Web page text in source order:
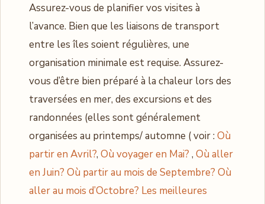
Assurez-vous de planifier vos visites à
l’avance. Bien que les liaisons de transport
entre les îles soient régulières, une
organisation minimale est requise. Assurez-
vous d’être bien préparé à la chaleur lors des
traversées en mer, des excursions et des
randonnées (elles sont généralement
organisées au printemps/ automne ( voir :Où
partir en Avril?, Où voyager en Mai? , Où aller
en Juin? Où partir au mois de Septembre? Où
aller au mois d’Octobre? Les meilleures